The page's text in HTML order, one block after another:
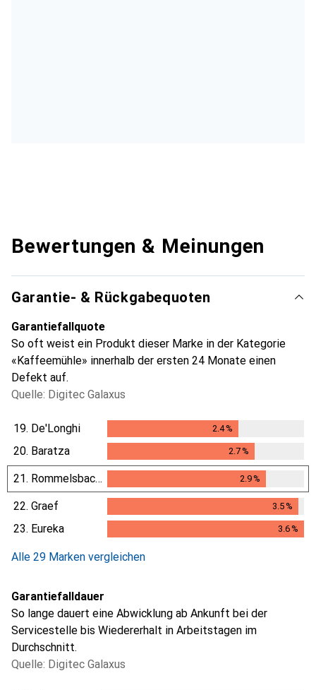
Bewertungen & Meinungen
Garantie- & Rückgabequoten
Garantiefallquote
So oft weist ein Produkt dieser Marke in der Kategorie
«Kaffeemühle» innerhalb der ersten 24 Monate einen
Defekt auf.
Quelle: Digitec Galaxus
19. De'Longhi 2.4%
20. Baratza 2.7%
21. Rommelsbacher 2.9%
22. Graef 3.5%
3.5%
23. Eureka 3.6%
Alle 29 Marken vergleichen
Garantiefalldauer
So lange dauert eine Abwicklung ab Ankunft bei der
Servicestelle bis Wiedererhalt in Arbeitstagen im
Durchschnitt.
Quelle: Digitec Galaxus